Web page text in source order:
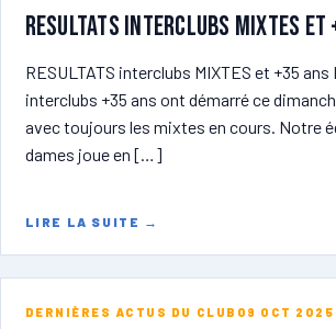
RESULTATS Interclubs MIXTES
RESULTATS interclubs MIXTES et +35 ans
interclubs +35 ans ont démarré ce
avec toujours les mixtes en cours. Notre
dames joue en […]
LIRE LA SUITE →
DERNIÈRES ACTUS DU CLUB 09 OCT 2025